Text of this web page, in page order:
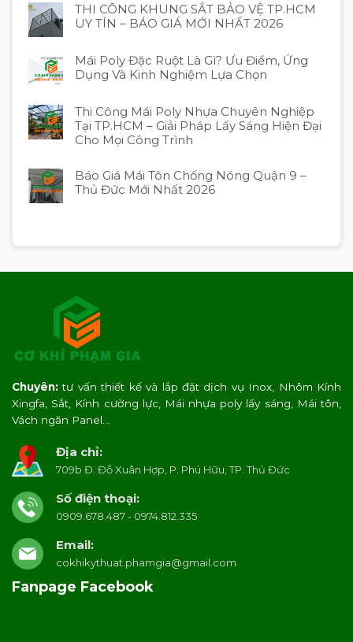
THI CÔNG KHUNG SẮT BẢO VỆ TP.HCM
UY TÍN – BÁO GIÁ MỚI NHẤT 2026
Mái Poly Đặc Ruột Là Gì? Ưu Điểm, Ứng
Dụng Và Kinh Nghiệm Lựa Chọn
Thi Công Mái Poly Nhựa Chuyên Nghiệp
Tại TP.HCM – Giải Pháp Lấy Sáng Hiện Đại
Cho Mọi Công Trình
Báo Giá Mái Tôn Chống Nóng Quận 9 –
Thủ Đức Mới Nhất 2026
Chuyên:tư vấn thiết kế và lắp đặt dịch vụ Inox, Nhôm Kính
Xingfa, Sắt, Kính cường lực, Mái nhựa poly lấy sáng, Mái tôn,
Vách ngăn Panel…
Địa chỉ:
709b Đ. Đỗ Xuân Hợp, P. Phú Hữu, TP. Thủ Đức
Số điện thoại:
0909.678.487 - 0974.812.335
Email:
cokhikythuat.phamgia@gmail.com
Fanpage Facebook